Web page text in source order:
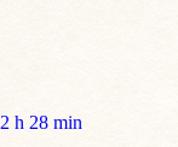
h 28 min